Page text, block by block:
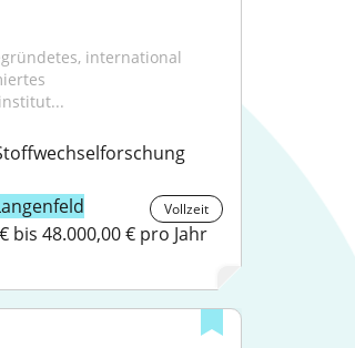
international
Vollzeit
bis 48.000,00 € pro Jahr